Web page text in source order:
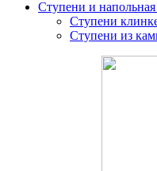
Ступени и напольная
Ступени
Ступени из